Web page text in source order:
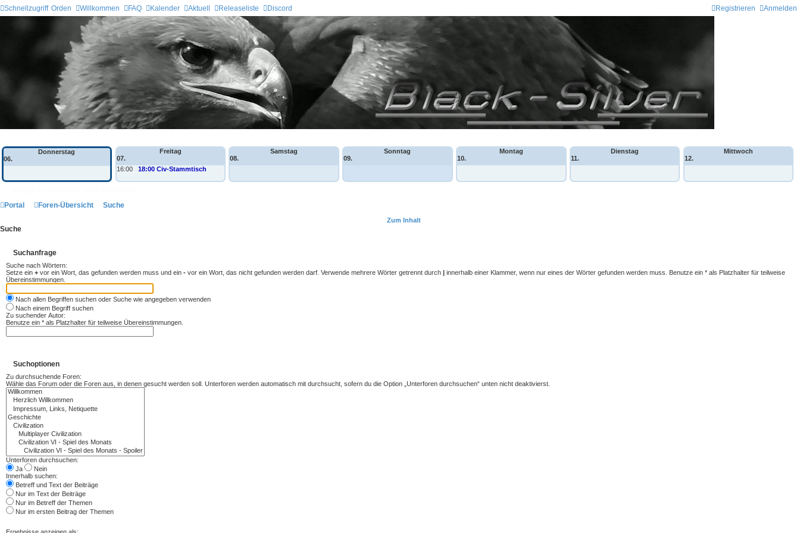
Schnellzugriff Orden Willkommen FAQ Kalender Aktuell Releaseliste Discord Anmelden
Registrieren
Donnerstag
06.
Freitag
07.
16:00
18:00 Civ-Stammtisch
Samstag
08.
Sonntag
09.
Montag
10.
Dienstag
11.
Mittwoch
12.
Portal Foren-Übersicht Suche
Zum Inhalt
Suche
Suchanfrage
Suche nach Wörtern:
Setze ein + vor ein Wort, das gefunden werden muss und ein - vor ein Wort, das nicht gefunden werden darf. Verwende mehrere Wörter getrennt durch | innerhalb einer Klammer, wenn nur eines der Wörter gefunden werden muss. Benutze ein * als Platzhalter für teilweise
Übereinstimmungen.
Nach allen Begriffen suchen oder Suche wie angegeben verwenden
Nach einem Begriff suchen
Zu suchender Autor:
Benutze ein * als Platzhalter für teilweise Übereinstimmungen.
Suchoptionen
Zu durchsuchende Foren:
Wähle das Forum oder die Foren aus, in denen gesucht werden soll. Unterforen werden automatisch mit durchsucht, sofern du die Option „Unterforen durchsuchen“ unten nicht deaktivierst.
Unterforen durchsuchen:
Ja
Nein
Innerhalb suchen:
Betreff und Text der Beiträge
Nur im Text der Beiträge
Nur im Betreff der Themen
Nur im ersten Beitrag der Themen